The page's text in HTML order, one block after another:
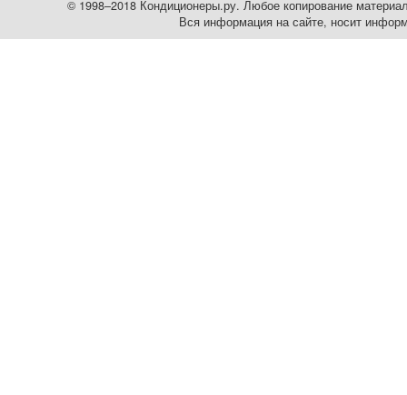
© 1998–2018 Кондиционеры.ру. Любое копирование
Вся информация на сайте, носит